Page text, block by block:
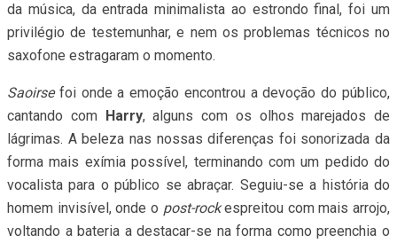
da música, da entrada minimalista ao estrondo final, foi um
privilégio de testemunhar, e nem os problemas técnicos no
saxofone estragaram o momento.
Saoirsefoi onde a emoção encontrou a devoção do público,
cantando com Harry, alguns com os olhos marejados de
lágrimas. A beleza nas nossas diferenças foi sonorizada da
forma mais exímia possível, terminando com um pedido do
vocalista para o público se abraçar. Seguiu-se a história do
homem invisível, onde o post-rockespreitou com mais arrojo,
voltando a bateria a destacar-se na forma como preenchia o